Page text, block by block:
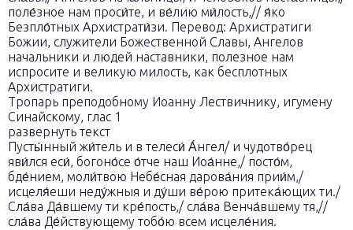
поле́зное нам проси́те, и ве́лию ми́лость,// я́ко
Безпло́тных Архистрати́зи. Перевод: Архистратиги
Божии, служители Божественной Славы, Ангелов
начальники и людей наставники, полезное нам
испросите и великую милость, как бесплотных
Архистратиги.
Тропарь преподобному Иоанну Лествичнику, игумену
Синайскому, глас 1
развернуть текст
Пусты́нный жи́тель и в телеси́ А́нгел/ и чудотво́рец
яви́лся еси́, богоно́се о́тче наш Иоа́нне,/ посто́м,
бде́нием, моли́твою Небе́сная дарова́ния прии́м,/
исцеля́еши неду́жныя и ду́ши ве́рою притека́ющих ти./
Сла́ва Да́вшему ти кре́пость,/ сла́ва Венча́вшему тя,//
сла́ва Де́йствующему тобо́ю всем исцеле́ния.